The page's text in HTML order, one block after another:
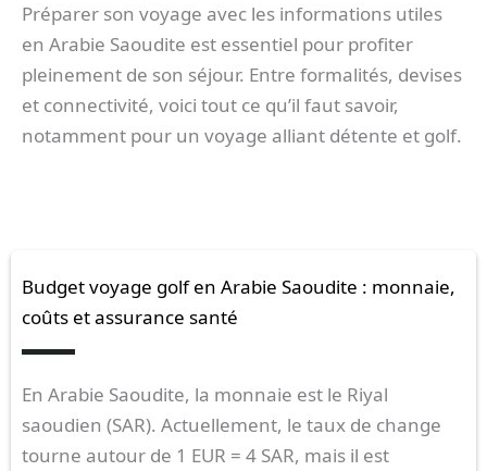
Préparer son voyage avec les informations utiles
en Arabie Saoudite est essentiel pour profiter
pleinement de son séjour. Entre formalités, devises
et connectivité, voici tout ce qu’il faut savoir,
notamment pour un voyage alliant détente et golf.
Budget voyage golf en Arabie Saoudite : monnaie,
coûts et assurance santé
En Arabie Saoudite, la monnaie est le Riyal
saoudien (SAR). Actuellement, le taux de change
tourne autour de 1 EUR = 4 SAR, mais il est